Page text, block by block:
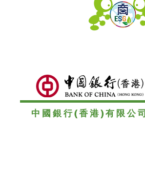
中國銀行(香港)有限公司